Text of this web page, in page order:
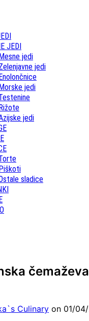
JEDI
jedi
jedi
jedi
jedi
sladice
Culinary on 01/